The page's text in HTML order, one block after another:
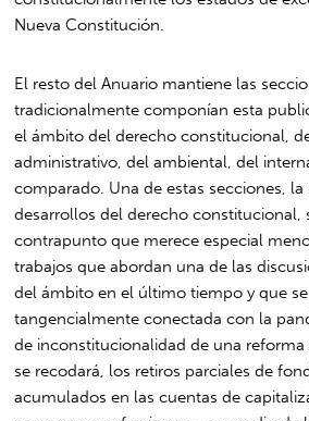
Nueva Constitución.
El resto del Anuario mantiene las
tradicionalmente componían esta
el ámbito del derecho constitucional,
administrativo, del ambiental, del
comparado. Una de estas secciones, la
desarrollos del derecho constitucional,
contrapunto que merece especial
trabajos que abordan una de las
del ámbito en el último tiempo y que
tangencialmente conectada con la
de inconstitucionalidad de una
se recodará, los retiros parciales de
acumulados en las cuentas de